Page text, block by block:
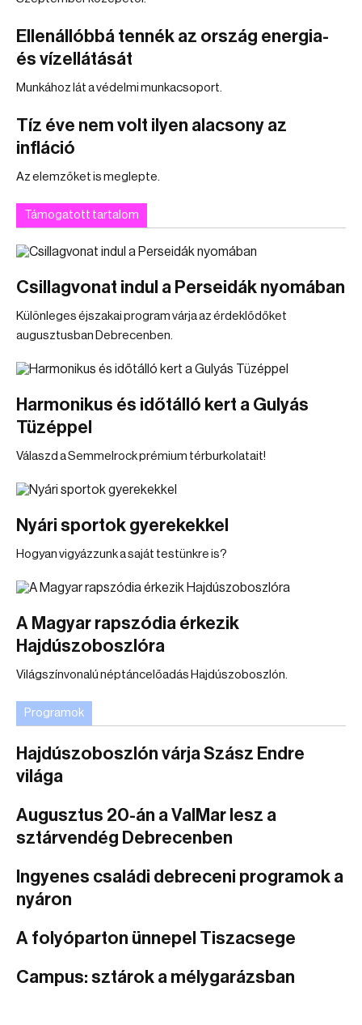
Ellenállóbbá tennék az ország energia-
és vízellátását
Munkához lát a védelmi munkacsoport.
Tíz éve nem volt ilyen alacsony az
infláció
Az elemzőket is meglepte.
Támogatott tartalom
Csillagvonat indul a Perseidák nyomában
Különleges éjszakai program várja az érdeklődőket
augusztusban Debrecenben.
Harmonikus és időtálló kert a Gulyás
Tüzéppel
Válaszd a Semmelrock prémium térburkolatait!
Nyári sportok gyerekekkel
Hogyan vigyázzunk a saját testünkre is?
A Magyar rapszódia érkezik
Hajdúszoboszlóra
Világszínvonalú néptáncelőadás Hajdúszoboszlón.
Programok
Hajdúszoboszlón várja Szász Endre
világa
Augusztus 20-án a ValMar lesz a
sztárvendég Debrecenben
Ingyenes családi debreceni programok a
nyáron
A folyóparton ünnepel Tiszacsege
Campus: sztárok a mélygarázsban